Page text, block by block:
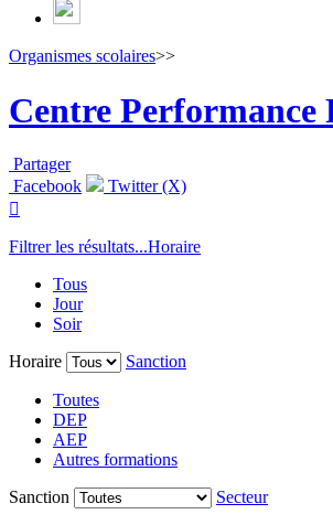
Organismes scolaires>>
Centre Performance
Partager
Facebook
Twitter (X)

Filtrer les résultats...Horaire
Tous
Jour
Soir
Horaire
Sanction
Toutes
DEP
AEP
Autres formations
Sanction
Secteur